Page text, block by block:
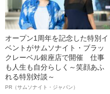
オープン1周年を記念した特別イ
ベントがサムソナイト・ブラッ
クレーベル銀座店で開催 仕事
も人生も自分らしく～笑顔あふ
れる特別対談～
PR（サムソナイト・ジャパン）